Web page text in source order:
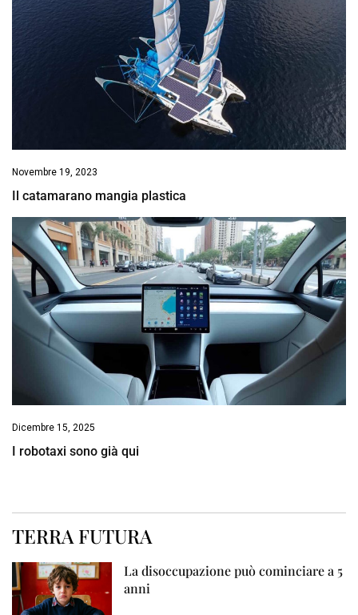
Novembre 19, 2023
Il catamarano mangia plastica
Dicembre 15, 2025
I robotaxi sono già qui
TERRA FUTURA
La disoccupazione può cominciare a 5
anni